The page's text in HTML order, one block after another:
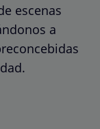
escenas
a